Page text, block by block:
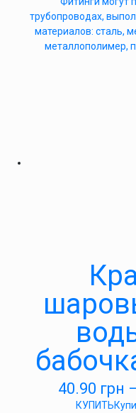
трубопроводах,
материалов: сталь,
металлополимер,
40.90 грн
КУПИТЬ